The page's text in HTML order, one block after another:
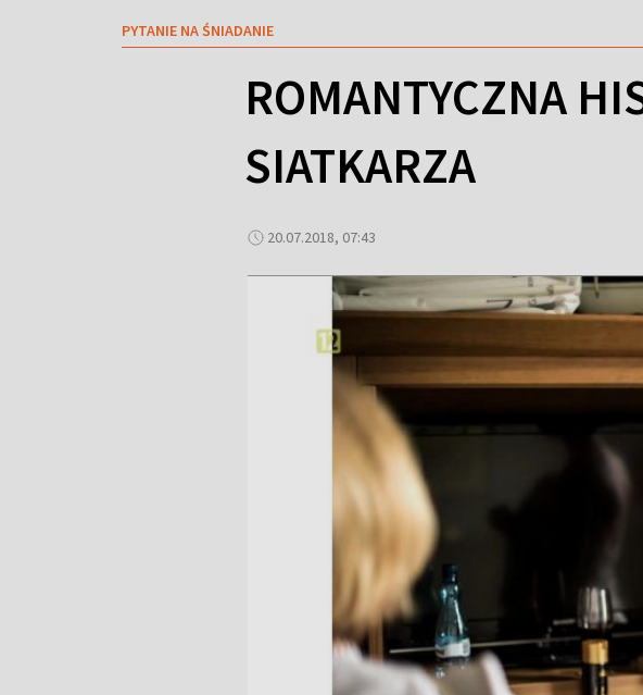
PYTANIE NA ŚNIADANIE
ROMANTYCZNA
SIATKARZA
20.07.2018, 07:43